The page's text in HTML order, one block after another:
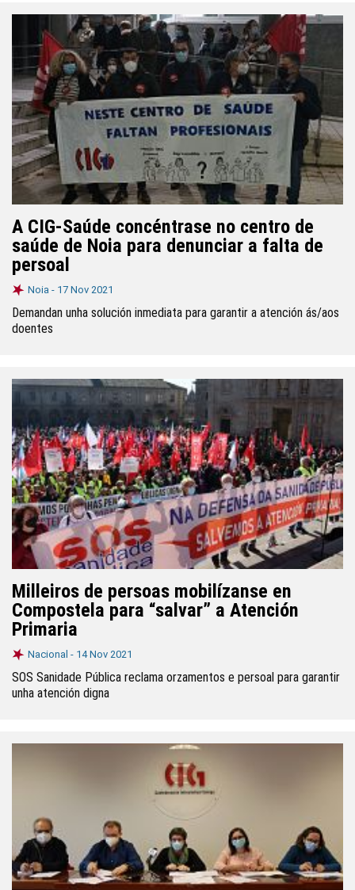
A CIG-Saúde concéntrase no centro de
saúde de Noia para denunciar a falta de
persoal
Noia - 17 Nov 2021
Demandan unha solución inmediata para garantir a atención ás/aos
doentes
Milleiros de persoas mobilízanse en
Compostela para “salvar” a Atención
Primaria
Nacional - 14 Nov 2021
SOS Sanidade Pública reclama orzamentos e persoal para garantir
unha atención digna